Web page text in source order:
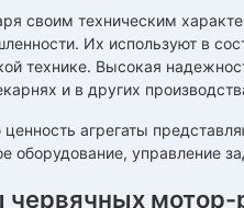
своим техническим
Их используют в
технике. Высокая
и в других
агрегаты
оборудование, управление
червячных мотор-